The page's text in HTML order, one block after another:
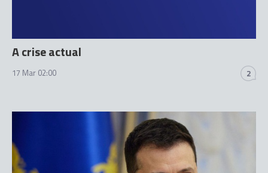
A crise actual
17 Mar 02:00 2